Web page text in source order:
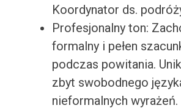
Koordynator ds.
Profesjonalny ton:
formalny i pełen
podczas powitania.
zbyt swobodnego
nieformalnych wyrażeń.